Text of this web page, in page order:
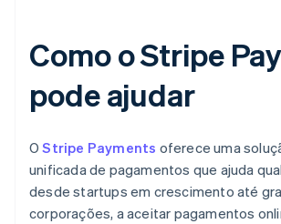
Como o Stripe
pode ajudar
OStripe Payments oferece uma
unificada de pagamentos que ajuda
desde startups em crescimento até
corporações, a aceitar pagamentos